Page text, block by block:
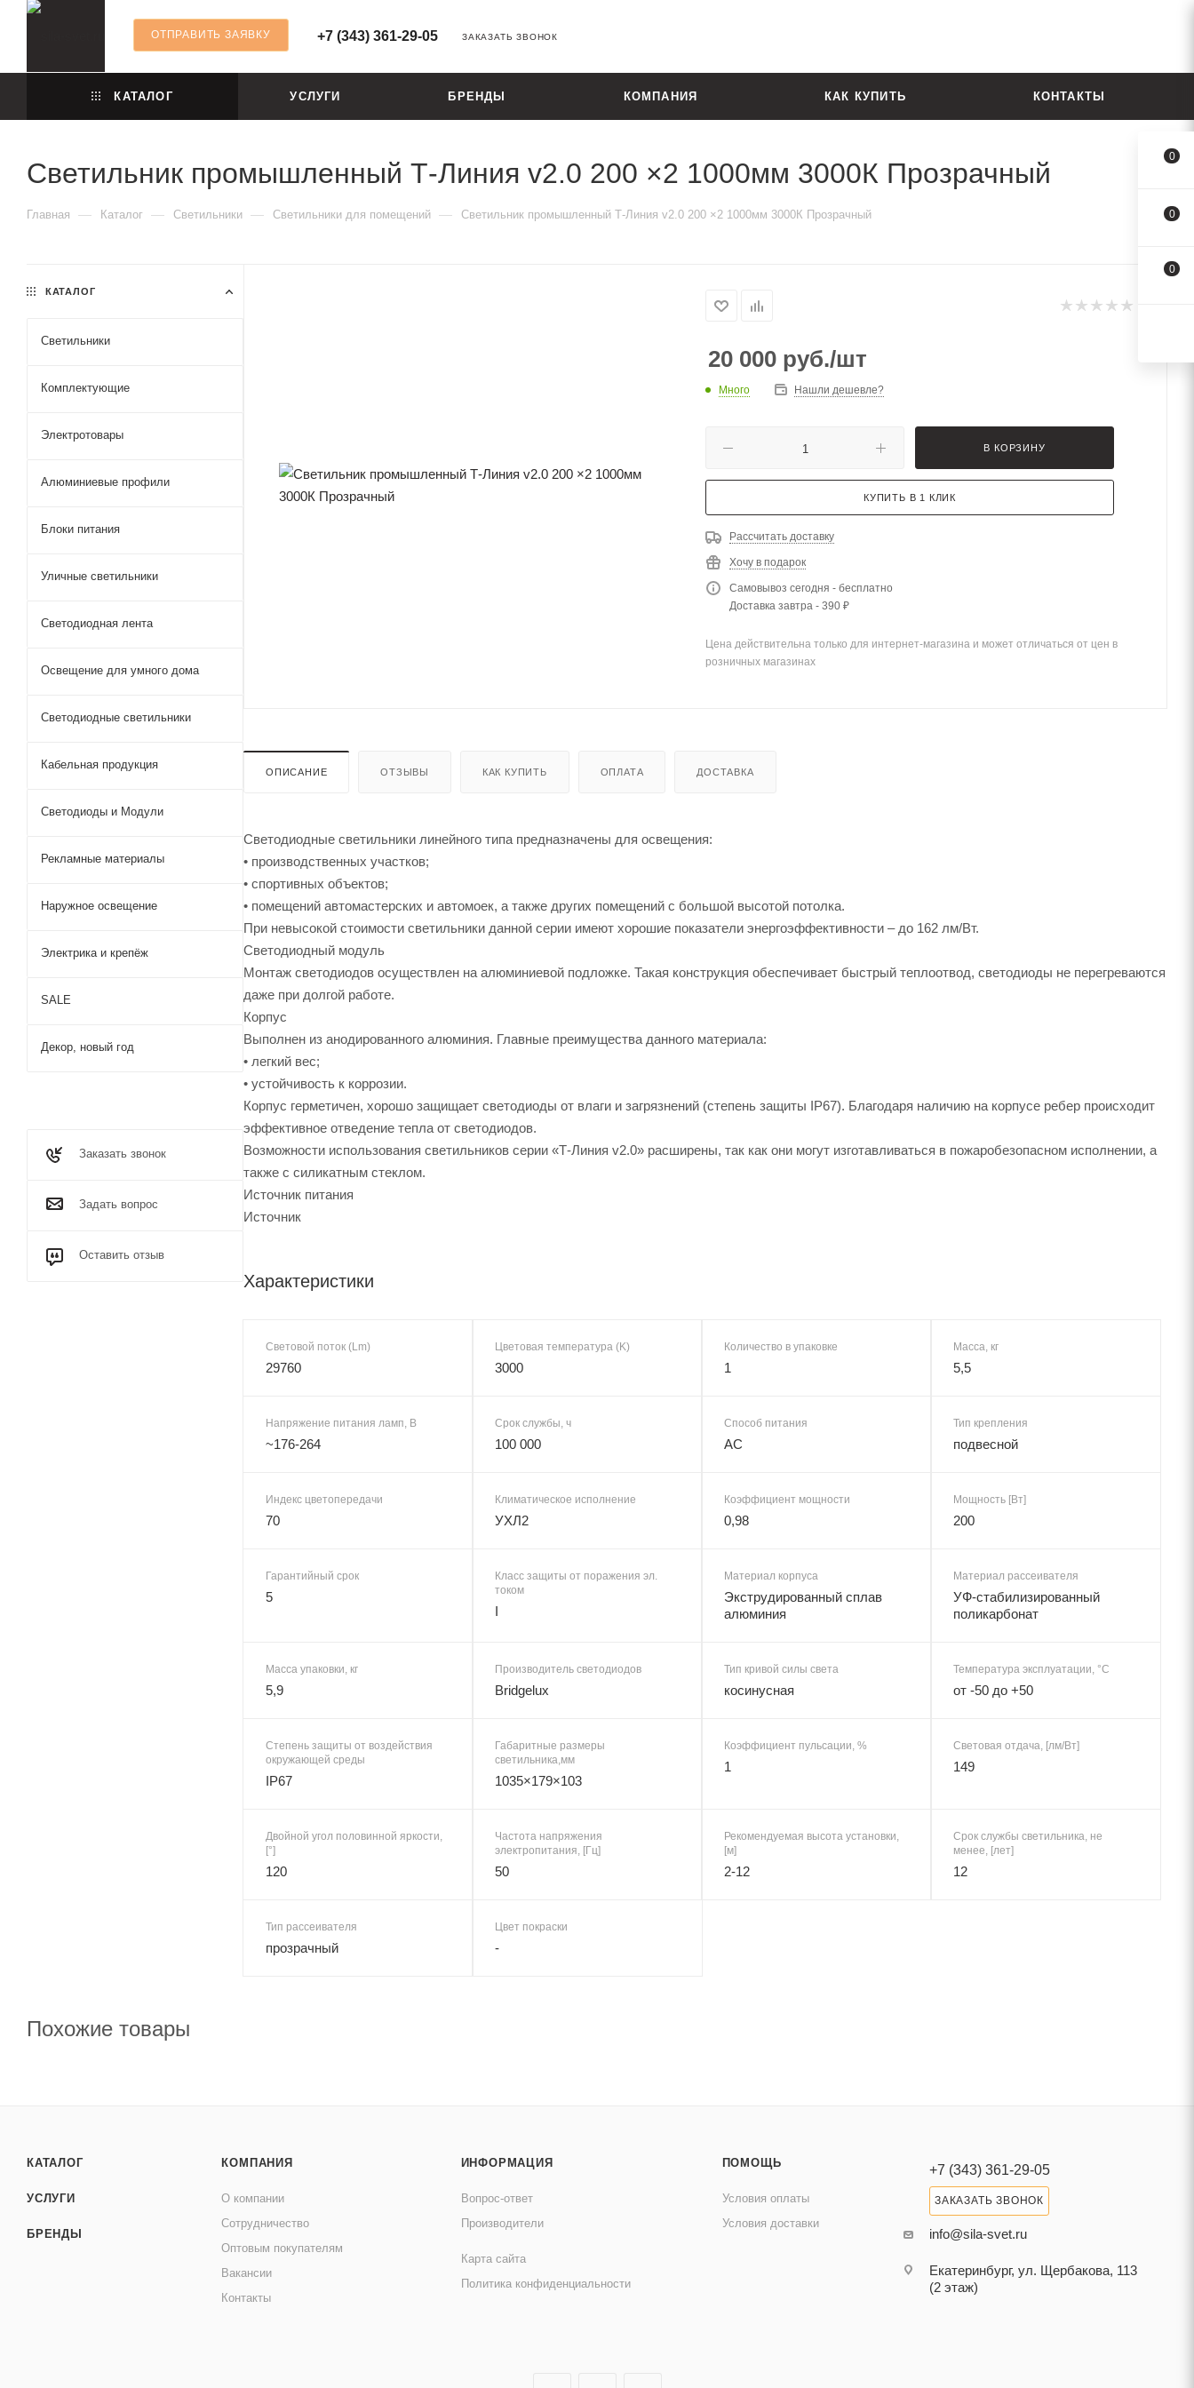
ОТПРАВИТЬ ЗАЯВКУ +7 (343) 361-29-05 ЗАКАЗАТЬ ЗВОНОК
КАТАЛОГ УСЛУГИ БРЕНДЫ КОМПАНИЯ КАК КУПИТЬ КОНТАКТЫ
Светильник промышленный Т-Линия v2.0 200 ×2 1000мм 3000К Прозрачный
Главная — Каталог — Светильники — Светильники для помещений — Светильник промышленный Т-Линия v2.0 200 ×2 1000мм 3000К Прозрачный
20 000 руб./шт
Много Нашли дешевле?
В КОРЗИНУ
КУПИТЬ В 1 КЛИК
Рассчитать доставку
Хочу в подарок
Самовывоз сегодня - бесплатно
Доставка завтра - 390 ₽
Цена действительна только для интернет-магазина и может отличаться от цен в
розничных магазинах
ОПИСАНИЕ ОТЗЫВЫ КАК КУПИТЬ ОПЛАТА ДОСТАВКА
Светодиодные светильники линейного типа предназначены для освещения:
• производственных участков;
• спортивных объектов;
• помещений автомастерских и автомоек, а также других помещений с большой высотой потолка.
При невысокой стоимости светильники данной серии имеют хорошие показатели энергоэффективности – до 162 лм/Bт.
Светодиодный модуль
Монтаж светодиодов осуществлен на алюминиевой подложке. Такая конструкция обеспечивает быстрый теплоотвод, светодиоды не перегреваются
даже при долгой работе.
Корпус
Выполнен из анодированного алюминия. Главные преимущества данного материала:
• легкий вес;
• устойчивость к коррозии.
Корпус герметичен, хорошо защищает светодиоды от влаги и загрязнений (степень защиты IP67). Благодаря наличию на корпусе ребер происходит
эффективное отведение тепла от светодиодов.
Возможности использования светильников серии «Т-Линия v2.0» расширены, так как они могут изготавливаться в пожаробезопасном исполнении, а
также с силикатным стеклом.
Источник питания
Источник
Характеристики
Световой поток (Lm)
29760
Цветовая температура (K)
3000
Количество в упаковке
1
Масса, кг
5,5
Напряжение питания ламп, В
~176-264
Срок службы, ч
100 000
Способ питания
AC
Тип крепления
подвесной
Индекс цветопередачи
70
Климатическое исполнение
УХЛ2
Коэффициент мощности
0,98
Мощность [Вт]
200
Гарантийный срок
5
Класс защиты от поражения эл.
током
I
Материал корпуса
Экструдированный сплав
алюминия
Материал рассеивателя
УФ-стабилизированный
поликарбонат
Масса упаковки, кг
5,9
Производитель светодиодов
Bridgelux
Тип кривой силы света
косинусная
Температура эксплуатации, °C
от -50 до +50
Степень защиты от воздействия
окружающей среды
IP67
Габаритные размеры
светильника,мм
1035×179×103
Коэффициент пульсации, %
1
Световая отдача, [лм/Вт]
149
Двойной угол половинной яркости,
[°]
120
Частота напряжения
электропитания, [Гц]
50
Рекомендуемая высота установки,
[м]
2-12
Срок службы светильника, не
менее, [лет]
12
Тип рассеивателя
прозрачный
Цвет покраски
-
КАТАЛОГ
Светильники
Комплектующие
Электротовары
Алюминиевые профили
Блоки питания
Уличные светильники
Светодиодная лента
Освещение для умного дома
Светодиодные светильники
Кабельная продукция
Светодиоды и Модули
Рекламные материалы
Наружное освещение
Электрика и крепёж
SALE
Декор, новый год
Заказать звонок
Задать вопрос
Оставить отзыв
Похожие товары
КАТАЛОГ
УСЛУГИ
БРЕНДЫ
КОМПАНИЯ
О компании
Сотрудничество
Оптовым покупателям
Вакансии
Контакты
ИНФОРМАЦИЯ
Вопрос-ответ
Производители
Карта сайта
Политика конфиденциальности
ПОМОЩЬ
Условия оплаты
Условия доставки
+7 (343) 361-29-05
ЗАКАЗАТЬ ЗВОНОК
info@sila-svet.ru
Екатеринбург, ул. Щербакова, 113
(2 этаж)
0
0
0